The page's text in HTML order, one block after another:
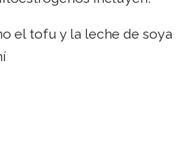
el tofu y la leche de soya